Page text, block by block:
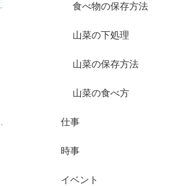
食べ物の保存方法
山菜の下処理
山菜の保存方法
山菜の食べ方
仕事
時事
イベント